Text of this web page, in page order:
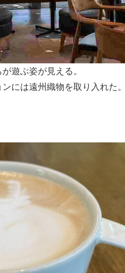
遊ぶ姿が見える。
には遠州織物を取り入れた。